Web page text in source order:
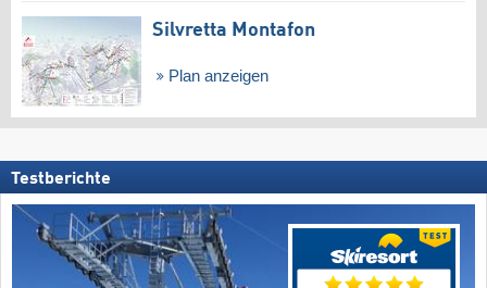
Silvretta Montafon
Plan anzeigen
Testberichte